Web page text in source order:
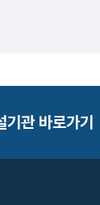
기관 바로가기